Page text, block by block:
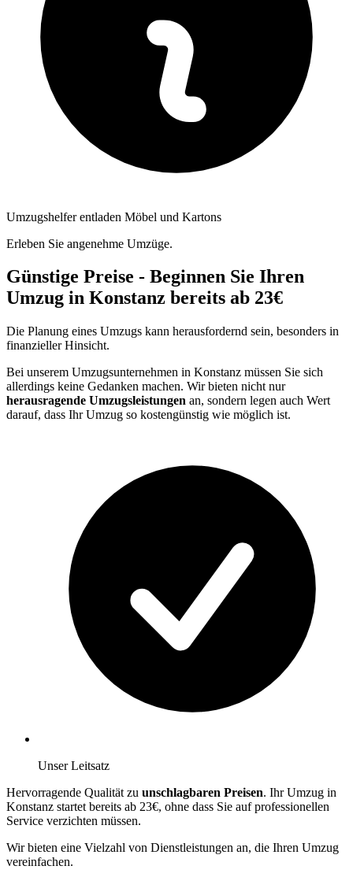
Umzugshelfer entladen Möbel und Kartons
Erleben Sie angenehme Umzüge.
Günstige Preise - Beginnen Sie Ihren
Umzug in Konstanz bereits ab 23€
Die Planung eines Umzugs kann herausfordernd sein, besonders in
finanzieller Hinsicht.
Bei unserem Umzugsunternehmen in Konstanz müssen Sie sich
allerdings keine Gedanken machen. Wir bieten nicht nur
herausragende Umzugsleistungen an, sondern legen auch Wert
darauf, dass Ihr Umzug so kostengünstig wie möglich ist.
Unser Leitsatz
Hervorragende Qualität zu unschlagbaren Preisen. Ihr Umzug in
Konstanz startet bereits ab 23€, ohne dass Sie auf professionellen
Service verzichten müssen.
Wir bieten eine Vielzahl von Dienstleistungen an, die Ihren Umzug
vereinfachen.